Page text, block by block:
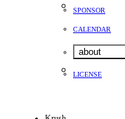
SPONSOR
CALENDAR
about
LICENSE